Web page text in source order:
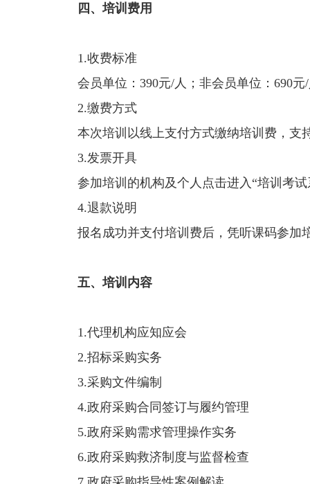
四、培训费用
1.收费标准
会员单位：390元/人；非会员单位：690
2.缴费方式
本次培训以线上支付方式缴纳培训费，支
3.发票开具
参加培训的机构及个人点击进入“培训考
4.退款说明
报名成功并支付培训费后，凭听课码参加
五、培训内容
1.代理机构应知应会
2.招标采购实务
3.采购文件编制
4.政府采购合同签订与履约管理
5.政府采购需求管理操作实务
6.政府采购救济制度与监督检查